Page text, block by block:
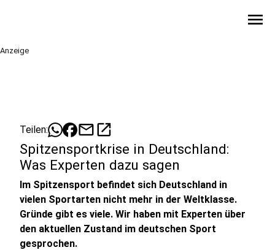
menu
Anzeige
Teilen: mailopen_in_new
Spitzensportkrise in Deutschland:
Was Experten dazu sagen
Im Spitzensport befindet sich Deutschland in
vielen Sportarten nicht mehr in der Weltklasse.
Gründe gibt es viele. Wir haben mit Experten über
den aktuellen Zustand im deutschen Sport
gesprochen.